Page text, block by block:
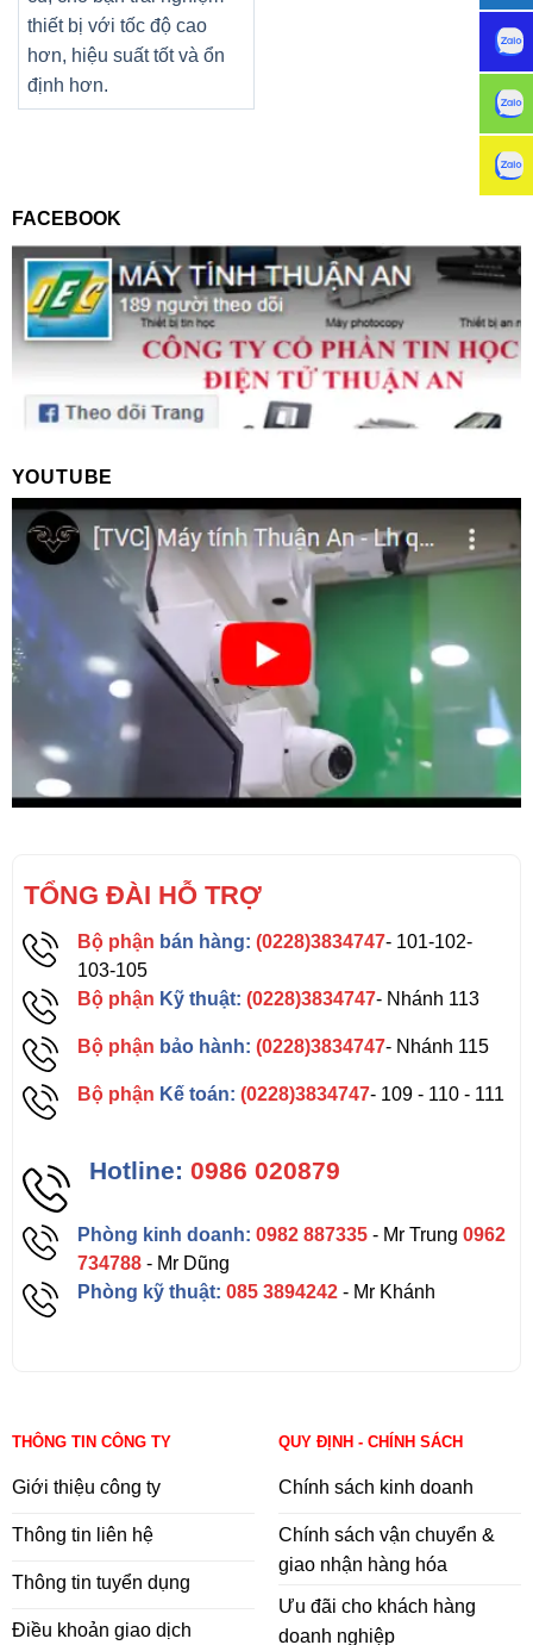
thiết bị với tốc độ cao
hơn, hiệu suất tốt và ổn
định hơn.
FACEBOOK
YOUTUBE
TỔNG ĐÀI HỖ TRỢ
Bộ phận bán hàng: (0228)3834747- 101-102-
103-105
Bộ phận Kỹ thuật: (0228)3834747- Nhánh 113
Bộ phận bảo hành: (0228)3834747- Nhánh 115
Bộ phận Kế toán: (0228)3834747- 109 - 110 - 111
Hotline: 0986 020879
Phòng kinh doanh: 0982 887335 - Mr Trung0962
734788 - Mr Dũng
Phòng kỹ thuật:085 3894242 - Mr Khánh
THÔNG TIN CÔNG TY
Giới thiệu công ty
Thông tin liên hệ
Thông tin tuyển dụng
Điều khoản giao dịch
QUY ĐỊNH - CHÍNH SÁCH
Chính sách kinh doanh
Chính sách vận chuyển &
giao nhận hàng hóa
Ưu đãi cho khách hàng
doanh nghiệp